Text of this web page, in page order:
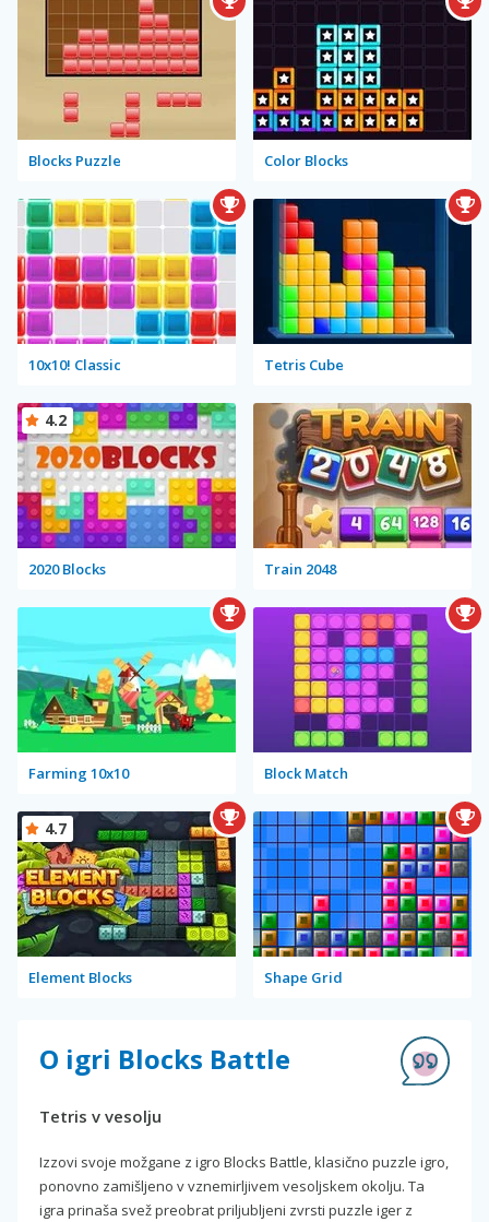
Blocks Puzzle Color Blocks
10x10! Classic Tetris Cube
2020 Blocks
4.2
Train 2048
Farming 10x10 Block Match
Element Blocks
4.7
Shape Grid
O igri Blocks Battle
Tetris v vesolju
Izzovi svoje možgane z igro Blocks Battle, klasično puzzle igro,
ponovno zamišljeno v vznemirljivem vesoljskem okolju. Ta
igra prinaša svež preobrat priljubljeni zvrsti puzzle iger z